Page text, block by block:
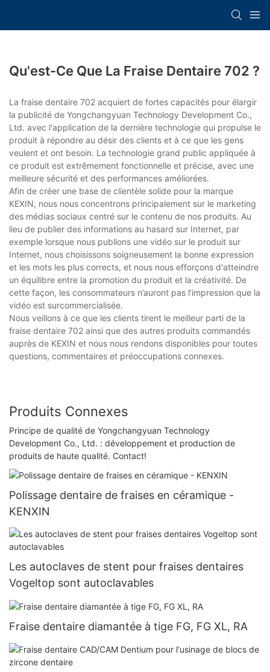
Qu'est-Ce Que La Fraise Dentaire 702 ?
La fraise dentaire 702 acquiert de fortes capacités pour élargir
la publicité de Yongchangyuan Technology Development Co.,
Ltd. avec l'application de la dernière technologie qui propulse le
produit à répondre au désir des clients et à ce que les gens
veulent et ont besoin. La technologie grand public appliquée à
ce produit est extrêmement fonctionnelle et précise, avec une
meilleure sécurité et des performances améliorées.
Afin de créer une base de clientèle solide pour la marque
KEXIN, nous nous concentrons principalement sur le marketing
des médias sociaux centré sur le contenu de nos produits. Au
lieu de publier des informations au hasard sur Internet, par
exemple lorsque nous publions une vidéo sur le produit sur
Internet, nous choisissons soigneusement la bonne expression
et les mots les plus corrects, et nous nous efforçons d'atteindre
un équilibre entre la promotion du produit et la créativité. De
cette façon, les consommateurs n’auront pas l’impression que la
vidéo est surcommercialisée.
Nous veillons à ce que les clients tirent le meilleur parti de la
fraise dentaire 702 ainsi que des autres produits commandés
auprès de KEXIN et nous nous rendons disponibles pour toutes
questions, commentaires et préoccupations connexes.
Produits Connexes
Principe de qualité de Yongchangyuan Technology
Development Co., Ltd. : développement et production de
produits de haute qualité. Contact!
Polissage dentaire de fraises en céramique -
KENXIN
Les autoclaves de stent pour fraises dentaires
Vogeltop sont autoclavables
Fraise dentaire diamantée à tige FG, FG XL, RA